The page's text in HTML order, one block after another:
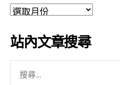
文
彙
整
站內文章搜尋